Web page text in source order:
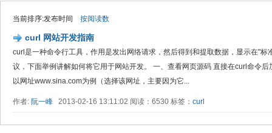
当前排序:发布时间 按阅读数
curl 网站开发指南
curl是一种命令行工具，作用是发出网络请求，然后得到和提取数据，显示在"标
议，下面举例讲解如何将它用于网站开发。 一、查看网页源码 直接在curl命令
以网址www.sina.com为例（选择该网址，主要因为它...
作者: 阮一峰 2013-02-16 13:11:02 阅读：6530 标签： curl